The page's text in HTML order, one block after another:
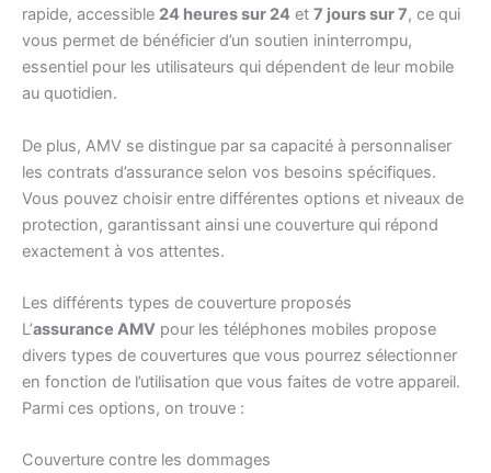
rapide, accessible 24 heures sur 24 et 7 jours sur 7, ce qui
vous permet de bénéficier d’un soutien ininterrompu,
essentiel pour les utilisateurs qui dépendent de leur mobile
au quotidien.
De plus, AMV se distingue par sa capacité à personnaliser
les contrats d’assurance selon vos besoins spécifiques.
Vous pouvez choisir entre différentes options et niveaux de
protection, garantissant ainsi une couverture qui répond
exactement à vos attentes.
Les différents types de couverture proposés
L’assurance AMV pour les téléphones mobiles propose
divers types de couvertures que vous pourrez sélectionner
en fonction de l’utilisation que vous faites de votre appareil.
Parmi ces options, on trouve :
Couverture contre les dommages